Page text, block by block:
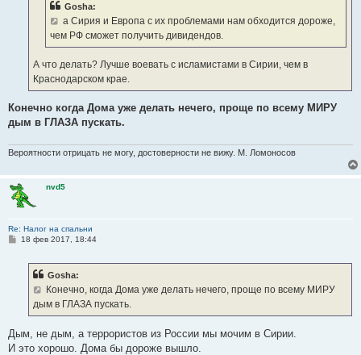
Gosha:
а Сирия и Европа с их проблемами нам обходится дороже,
чем РФ сможет получить дивидендов.
А что делать? Лучше воевать с исламистами в Сирии, чем в
Краснодарском крае.
Конечно когда Дома уже делать нечего, проще по всему МИРУ
дым в ГЛАЗА пускать.
Вероятности отрицать не могу, достоверности не вижу. М. Ломоносов
nvd5
Re: Налог на спальни
С18 фев 2017, 18:44
Gosha:
Конечно, когда Дома уже делать нечего, проще по всему МИРУ
дым в ГЛАЗА пускать.
Дым, не дым, а террористов из России мы мочим в Сирии.
И это хорошо. Дома бы дороже вышло.